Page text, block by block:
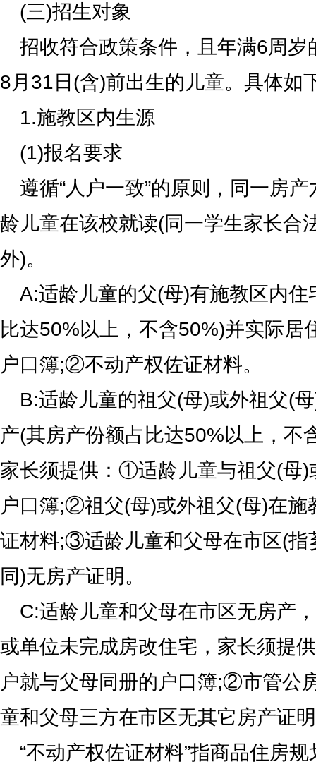
(三)招生对象
招收符合政策条件，且年满6周
8月31日(含)前出生的儿童。具体如
1.施教区内生源
(1)报名要求
遵循“人户一致”的原则，同一房
龄儿童在该校就读(同一学生家长合
外)。
A:适龄儿童的父(母)有施教区内
比达50%以上，不含50%)并实际
户口簿;②不动产权佐证材料。
B:适龄儿童的祖父(母)或外祖父(
产(其房产份额占比达50%以上，不
家长须提供：①适龄儿童与祖父(母)
户口簿;②祖父(母)或外祖父(母)在施
证材料;③适龄儿童和父母在市区(指
同)无房产证明。
C:适龄儿童和父母在市区无房产
或单位未完成房改住宅，家长须提
户就与父母同册的户口簿;②市管公
童和父母三方在市区无其它房产证
“不动产权佐证材料”指商品住房规